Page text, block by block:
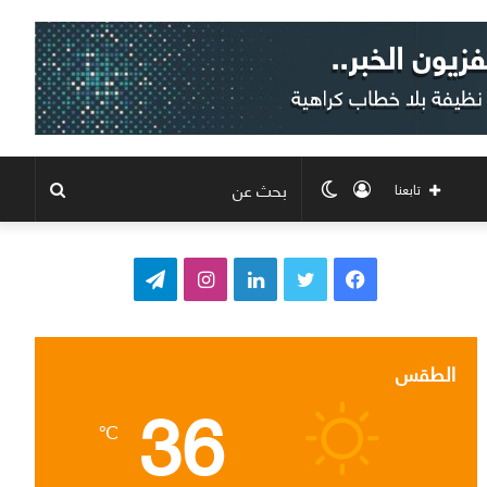
الوضع
المظلم
تسجيل
الدخول
تابعنا
ف
ب
و
ق
ت
ر
الطقس 36
℃